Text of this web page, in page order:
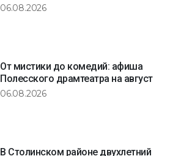
06.08.2026
От мистики до комедий: афиша
Полесского драмтеатра на август
06.08.2026
В Столинском районе двухлетний